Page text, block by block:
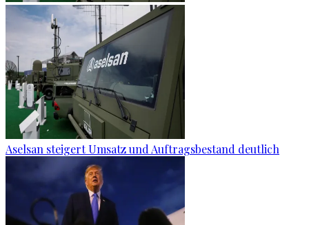
Aselsan steigert Umsatz und Auftragsbestand deutlich